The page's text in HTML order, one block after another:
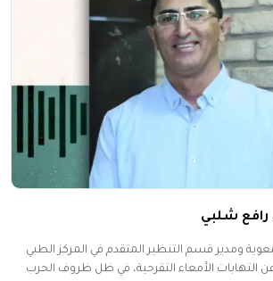
رافع شلبي
ومدير قسم التنظير المتقدم في المركز الطبي
التهابات الأمعاء التقرحية، في ظل ظروف الحرب